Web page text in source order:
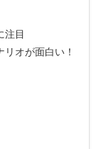
注目
オが面白い！